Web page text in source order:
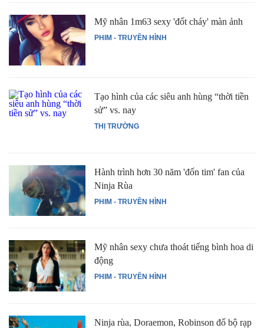
PHIM - TRUYỀN HÌNH
Mỹ nhân 1m63 sexy 'đốt cháy' màn ảnh
THỊ TRƯỜNG
Tạo hình của các siêu anh hùng “thời tiền
sử” vs. nay
PHIM - TRUYỀN HÌNH
Hành trình hơn 30 năm 'đốn tim' fan của
Ninja Rùa
PHIM - TRUYỀN HÌNH
Mỹ nhân sexy chưa thoát tiếng bình hoa di
động
Ninja rùa, Doraemon, Robinson đổ bộ rạp